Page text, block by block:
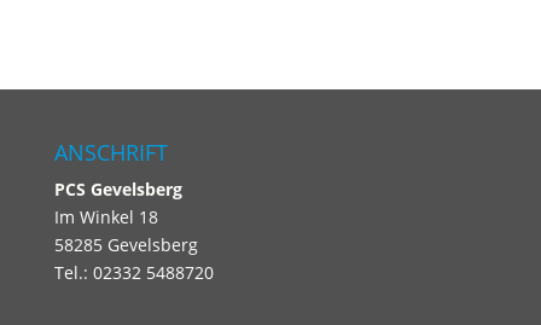
ANSCHRIFT
PCS Gevelsberg
Im Winkel 18
58285 Gevelsberg
Tel.: 02332 5488720